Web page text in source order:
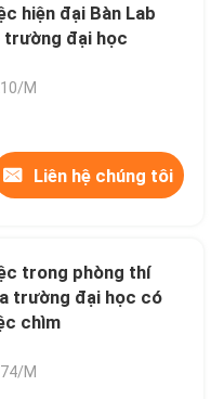
hiện đại Bàn Lab
trường đại học
M
Liên hệ chúng tôi
trong phòng thí
trường đại học có
chìm
M